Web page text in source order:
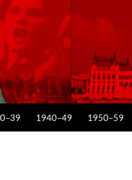
1940–49 1950–59